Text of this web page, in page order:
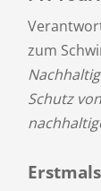
zum
Schutz